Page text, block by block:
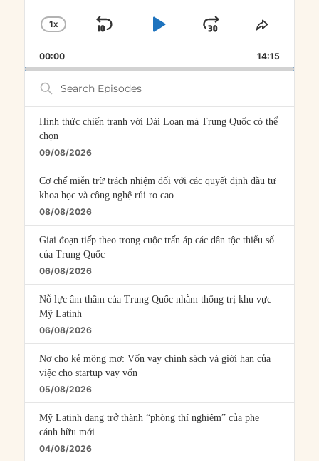
CHANGE
RATE
1X
SKIP
PLAYJUMP
FORWARD
SHARE
00:00 14:15
Search
Episodes
Hình thức chiến tranh với Đài Loan mà Trung Quốc có thể
chọn
09/08/2026
Cơ chế miễn trừ trách nhiệm đối với các quyết định đầu tư
khoa học và công nghệ rủi ro cao
08/08/2026
Giai đoạn tiếp theo trong cuộc trấn áp các dân tộc thiểu số
của Trung Quốc
06/08/2026
Nỗ lực âm thầm của Trung Quốc nhằm thống trị khu vực
Mỹ Latinh
06/08/2026
Nợ cho kẻ mộng mơ: Vốn vay chính sách và giới hạn của
việc cho startup vay vốn
05/08/2026
Mỹ Latinh đang trở thành “phòng thí nghiệm” của phe
cánh hữu mới
04/08/2026